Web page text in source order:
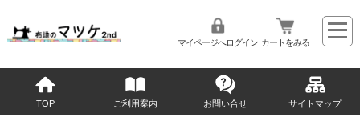
マイページへログイン カートをみる
TOP ご利用案内 お問い合せ サイトマップ